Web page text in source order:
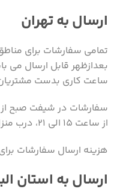
ارسال به تهران
ساعت کاری بدست
از ساعت 15 الی 21، درب منزل بدست مشتریان خواهد رسید.
هزینه ارسال سفارشات برای تهران 40 هزار
ارسال به استان